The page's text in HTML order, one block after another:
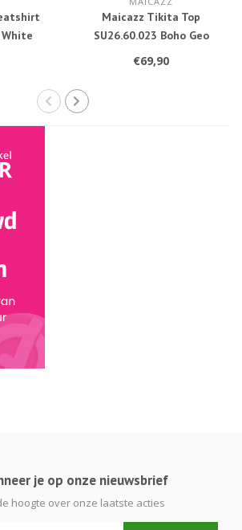
White
Maicazz Tikita Top
SU26.60.023 Boho Geo
€69,90
je op onze nieuwsbrief
hoogte over onze laatste acties